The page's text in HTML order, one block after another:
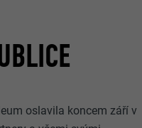
oslavila koncem září v